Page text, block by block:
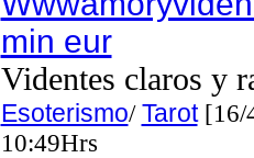
min eur
Videntes claros y
Esoterismo/Tarot[16/
10:49Hrs